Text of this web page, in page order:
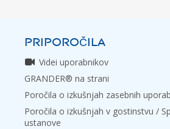
PRIPOROČILA
Videi uporabnikov
GRANDER® na strani
Poročila o izkušnjah zasebnih
Poročila o izkušnjah v gostinstvu /
ustanove